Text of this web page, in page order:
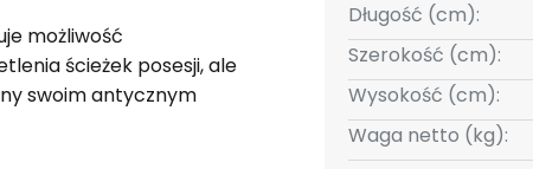
możliwość
ścieżek posesji, ale
swoim antycznym
nawet gdy jest
Długość (cm):
Szerokość (cm):
Wysokość (cm):
Waga netto (kg):